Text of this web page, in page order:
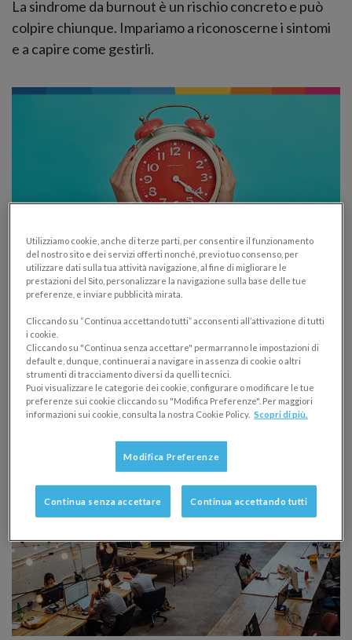
La sindrome da burnout è un rischio concreto e può
colpire chiunque. Impariamo a riconoscerne i sintomi
e a capire come gestirli.
Ora legale: pro e contro per imprese e
DANEA
23/05/2019
Dal 2021 diremo addio al cambio dell’ora, una breve
analisi di pro e contro per persone e imprese
Utilizziamo cookie, anche di terze parti, per consentire il funzionamento
del nostro sito e dei servizi offerti nonché, previo tuo consenso, per
utilizzare dati sulla tua attività navigazione, al fine di migliorare le
prestazioni del Sito, personalizzare la navigazione sulla base delle tue
preferenze, e inviare pubblicità mirata.
Cliccando su “Continua accettando tutti” acconsenti all’attivazione di tutti
i cookie.
Cliccando su "Continua senza accettare" permarranno le impostazioni di
default e, dunque, continuerai a navigare in assenza di cookie o altri
strumenti di tracciamento diversi da quelli tecnici.
Puoi visualizzare le categorie dei cookie, configurare o modificare le tue
preferenze sui cookie cliccando su "Modifica Preferenze". Per maggiori
informazioni sui cookie, consulta la nostra Cookie Policy. Scopri di più.
Modifica Preferenze
Continua senza accettare Continua accettando tutti